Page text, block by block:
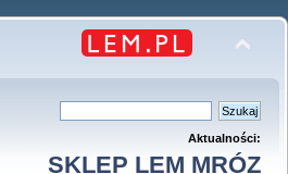
Aktualności:
SKLEP LEM MRÓZ